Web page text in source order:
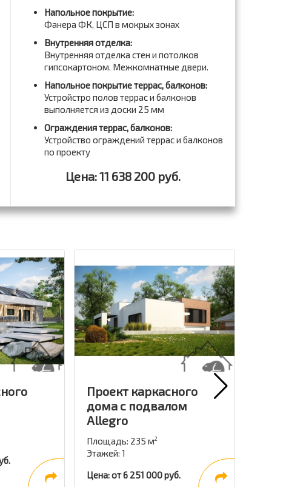
Напольное покрытие:
Фанера ФК, ЦСП в мокрых зонах
Внутренняя отделка:
Внутренняя отделка стен и потолков
гипсокартоном. Межкомнатные двери.
Напольное покрытие террас, балконов:
Устройстро полов террас и балконов
выполняется из доски 25 мм
Ограждения террас, балконов:
Устройство ограждений террас и балконов
по проекту
Цена: 11 638 200 руб.
Проект каркасного
дома с подвалом
Allegro
Площадь: 235 м2
Этажей: 1
Цена: от 6 251 000 руб.